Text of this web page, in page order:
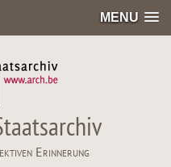
MENU
Erinnerung